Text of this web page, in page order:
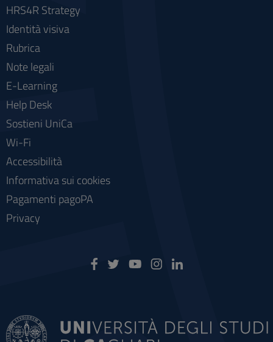
HRS4R Strategy
Identità visiva
Rubrica
Note legali
E-Learning
Help Desk
Sostieni UniCa
Wi-Fi
Accessibilità
Informativa sui cookies
Pagamenti pagoPA
Privacy